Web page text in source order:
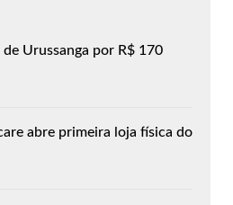
Urussanga por R$ 170
abre primeira loja física do